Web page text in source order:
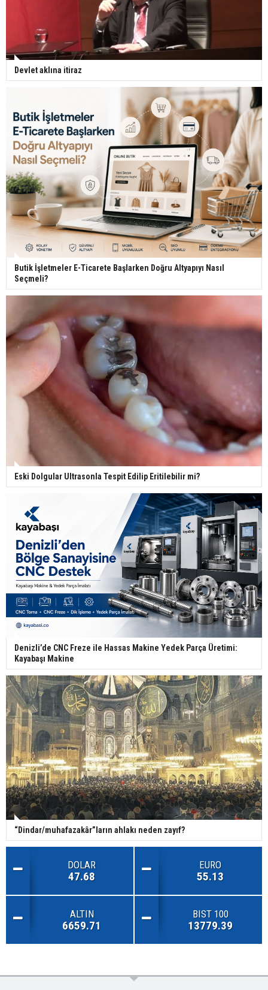
Devlet aklına itiraz
Butik İşletmeler E-Ticarete Başlarken Doğru Altyapıyı Nasıl
Seçmeli?
Eski Dolgular Ultrasonla Tespit Edilip Eritilebilir mi?
Denizli’de CNC Freze ile Hassas Makine Yedek Parça Üretimi:
Kayabaşı Makine
“Dindar/muhafazakâr”ların ahlakı neden zayıf?
DOLAR
47.68
EURO
55.13
ALTIN
6659.71
BIST 100
13779.39